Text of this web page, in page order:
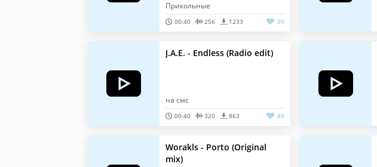
Прикольные
00:40 256 1233 30
J.A.E. - Endless (Radio edit)
на смс
00:40 320 863 45
Worakls - Porto (Original
mix)